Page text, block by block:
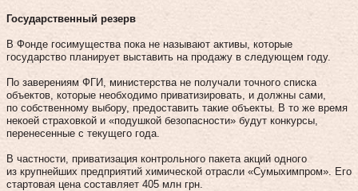
Государственный резерв
В Фонде госимущества пока не называют активы, которые
государство планирует выставить на продажу в следующем году.
По заверениям ФГИ, министерства не получали точного списка
объектов, которые необходимо приватизировать, и должны сами,
по собственному выбору, предоставить такие объекты. В то же время
некоей страховкой и «подушкой безопасности» будут конкурсы,
перенесенные с текущего года.
В частности, приватизация контрольного пакета акций одного
из крупнейших предприятий химической отрасли «Сумыхимпром». Его
стартовая цена составляет 405 млн грн.